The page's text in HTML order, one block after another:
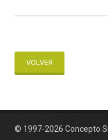
VOLVER
© 1997-2026 Concepto